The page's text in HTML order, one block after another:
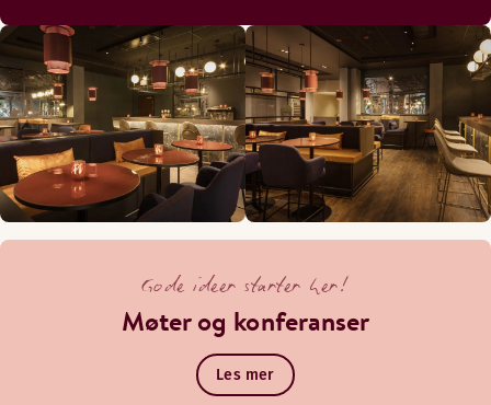
Gode ideer starter her!
Møter og konferanser
Les mer